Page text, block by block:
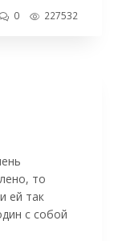
0 227532
то
ей так
с собой